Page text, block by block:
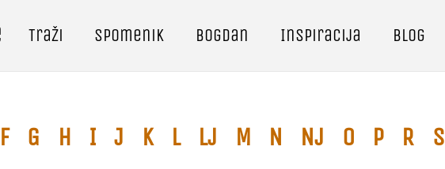
Traži Spomenik Bogdan Inspiracija Blog
F G H I J K L Lj M N Nj O P R S